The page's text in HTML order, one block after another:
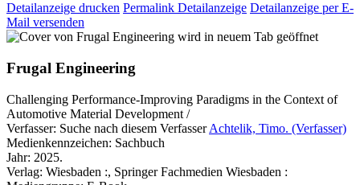
Detailanzeige drucken Permalink Detailanzeige Detailanzeige per E-
Mail versenden
wird in neuem Tab geöffnet
Frugal Engineering
Challenging Performance-Improving Paradigms in the Context of
Automotive Material Development /
Verfasser: Suche nach diesem Verfasser Achtelik, Timo. (Verfasser)
Medienkennzeichen: Sachbuch
Jahr: 2025.
Verlag: Wiesbaden :, Springer Fachmedien Wiesbaden :